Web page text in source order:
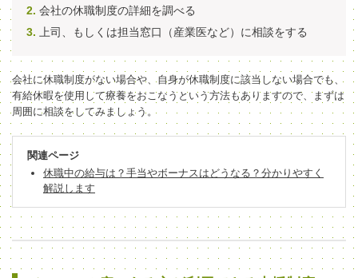
会社の休職制度の詳細を調べる
上司、もしくは担当窓口（産業医など）に相談をする
会社に休職制度がない場合や、自身が休職制度に該当しない場合でも、
有給休暇を使用して療養をおこなうという方法もありますので、まずは
周囲に相談をしてみましょう。
関連ページ
休職中の給与は？手当やボーナスはどうなる？分かりやすく
解説します